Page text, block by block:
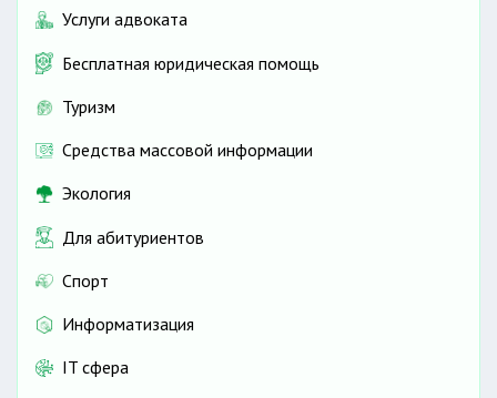
Услуги адвоката
Бесплатная юридическая помощь
Туризм
Средства массовой информации
Экология
Для абитуриентов
Спорт
Информатизация
IT сфера